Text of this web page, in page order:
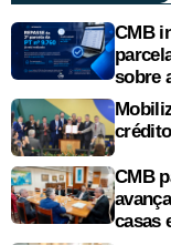
CMB
sobre
CMB
casas